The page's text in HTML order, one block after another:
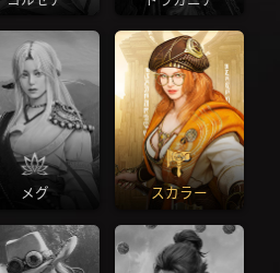
メグ スカラー